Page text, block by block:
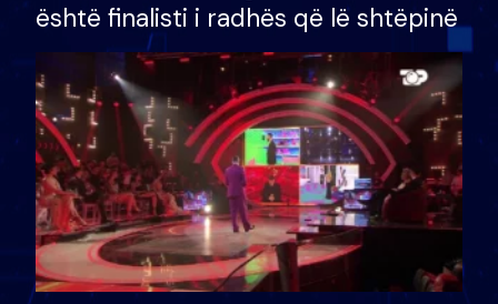
është finalisti i radhës që lë shtëpinë